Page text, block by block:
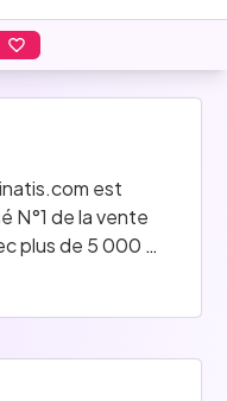
est
N°1 de la vente
plus de 5 000
bières et
nous expédions